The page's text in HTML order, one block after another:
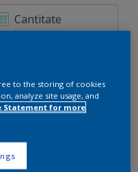
Cantitate
coș
to the storing of cookies
analyze site usage, and
Statement for more